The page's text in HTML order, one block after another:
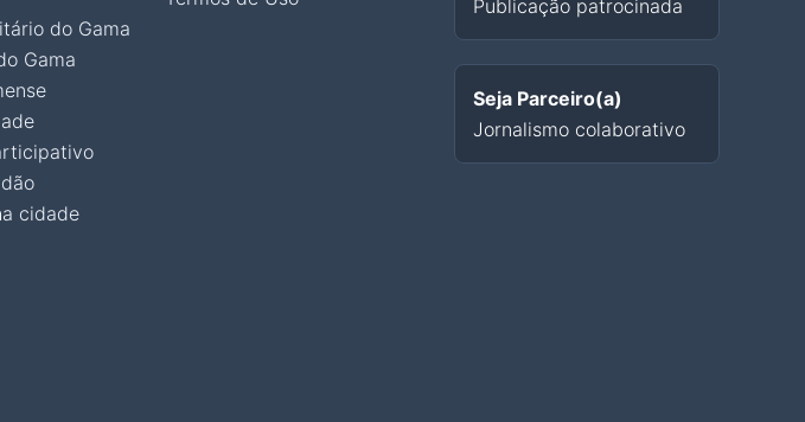
do Gama
Gama
cidade
Publicação patrocinada
Seja Parceiro(a)
Jornalismo colaborativo